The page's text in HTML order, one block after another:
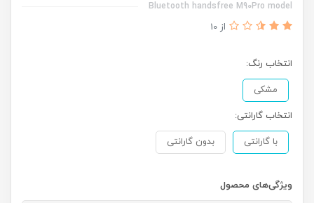
Bluetooth handsfree M90Pro model
از 10
انتخاب رنگ:
مشکی
انتخاب گارانتی:
با گارانتی بدون گارانتی
ویژگی‌های محصول